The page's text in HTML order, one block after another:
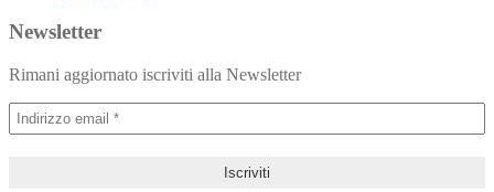
Newsletter
Rimani aggiornato iscriviti alla Newsletter